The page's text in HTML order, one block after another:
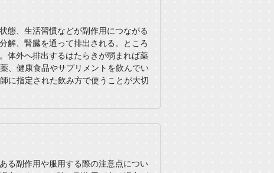
態、生活習慣などが副作用につながる
解、腎臓を通って排出される。ところ
体外へ排出するはたらきが弱まれば薬
、健康食品やサプリメントを飲んでい
に指定された飲み方で使うことが大切
る副作用や服用する際の注意点につい